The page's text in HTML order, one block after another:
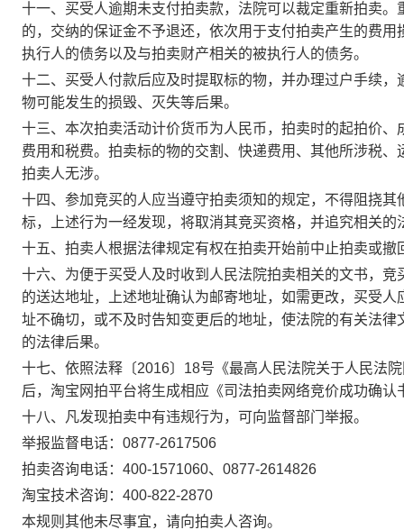
十一、买受人逾期未支付拍卖款，法院可以裁定重新拍卖
的，交纳的保证金不予退还，依次用于支付拍卖产生的费
执行人的债务以及与拍卖财产相关的被执行人的债务。
十二、买受人付款后应及时提取标的物，并办理过户手续
物可能发生的损毁、灭失等后果。
十三、本次拍卖活动计价货币为人民币，拍卖时的起拍价
费用和税费。拍卖标的物的交割、快递费用、其他所涉税
拍卖人无涉。
十四、参加竞买的人应当遵守拍卖须知的规定，不得阻挠
标，上述行为一经发现，将取消其竞买资格，并追究相关的
十五、拍卖人根据法律规定有权在拍卖开始前中止拍卖或撤
十六、为便于买受人及时收到人民法院拍卖相关的文书，
的送达地址，上述地址确认为邮寄地址，如需更改，买受
址不确切，或不及时告知变更后的地址，使法院的有关法
的法律后果。
十七、依照法释〔2016〕 18号《最高人民法院关于人民法
后，淘宝网拍平台将生成相应《司法拍卖网络竞价成功确
十八、凡发现拍卖中有违规行为，可向监督部门 举报。
举报监督电话： 0877-2617506
拍卖咨询电话： 400-1571060、 0877-2614826
淘宝技术咨询： 400-822-2870
本规则其他未尽事宜，请向拍卖人咨询。